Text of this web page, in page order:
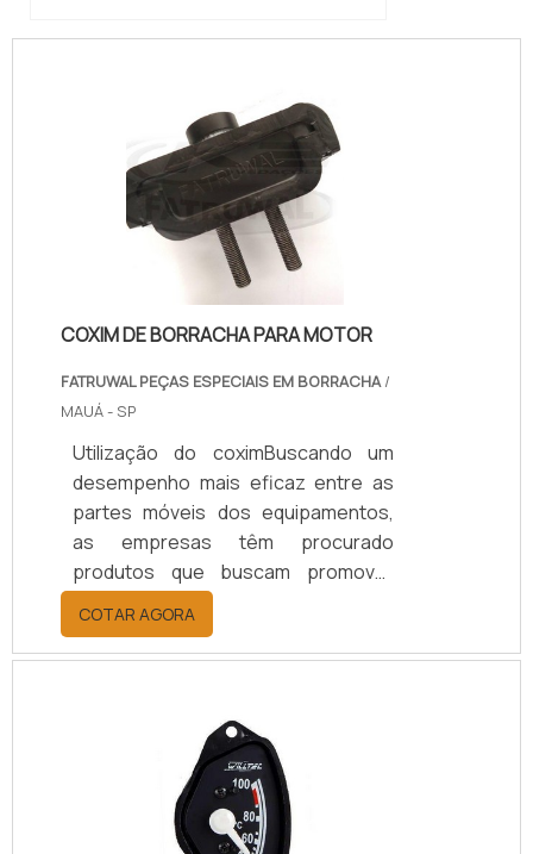
COXIM DE BORRACHA PARA MOTOR
FATRUWAL PEÇAS ESPECIAIS EM BORRACHA /
MAUÁ - SP
Utilização do coximBuscando um
desempenho mais eficaz entre as
partes móveis dos equipamentos,
as empresas têm procurado
produtos que buscam promover
melhorias aos
sistemas.Considerando o grande
desgaste de motores devido ao
manutenção e substituição de
peças e motores inteiros, diversas
instituições têm alcançado ótimas
vantagens na aquisição de coxim de
borracha para motor.Coxim de
COTAR AGORA